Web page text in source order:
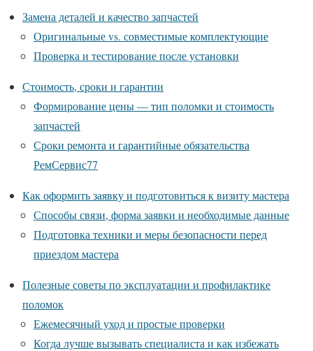
Замена деталей и качество запчастей
Оригинальные vs. совместимые комплектующие
Проверка и тестирование после установки
Стоимость, сроки и гарантии
Формирование цены — тип поломки и стоимость
запчастей
Сроки ремонта и гарантийные обязательства
РемСервис77
Как оформить заявку и подготовиться к визиту мастера
Способы связи, форма заявки и необходимые данные
Подготовка техники и меры безопасности перед
приездом мастера
Полезные советы по эксплуатации и профилактике
поломок
Ежемесячный уход и простые проверки
Когда лучше вызывать специалиста и как избежать